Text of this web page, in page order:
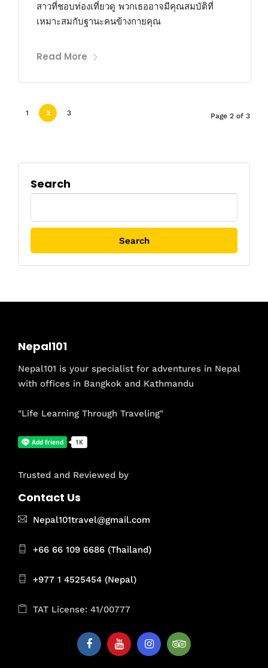
สาวที่ชอบท่องเที่ยวดู พวกเธออาจมีคุณสมบัติที่
เหมาะสมกับฐานะคนข้างกายคุณ
Read More
1 2 3 Page 2 of 3
Search
Nepal101
Nepal101 is your specialist for adventures in Nepal
with offices in Bangkok and Kathmandu
"Life Learning Through Traveling"
Trusted and Reviewed by
Contact Us
Nepal101travel@gmail.com
+66 66 109 6686 (Thailand)
+977 1 4525454 (Nepal)
TAT License: 41/00777